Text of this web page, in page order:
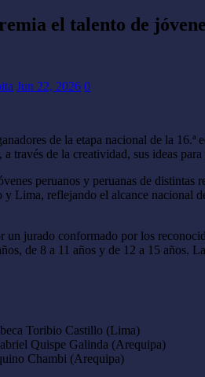
el talento de
Jun 22, 2026 0
de la etapa nacional de la
través de la creatividad, sus ideas
peruanos y peruanas de
Lima, reflejando el alcance nacional
un jurado conformado por los
de 8 a 11 años y de 12 a 15 años.
Toribio Castillo (Lima)
Quispe Galinda (Arequipa)
Chambi (Arequipa)